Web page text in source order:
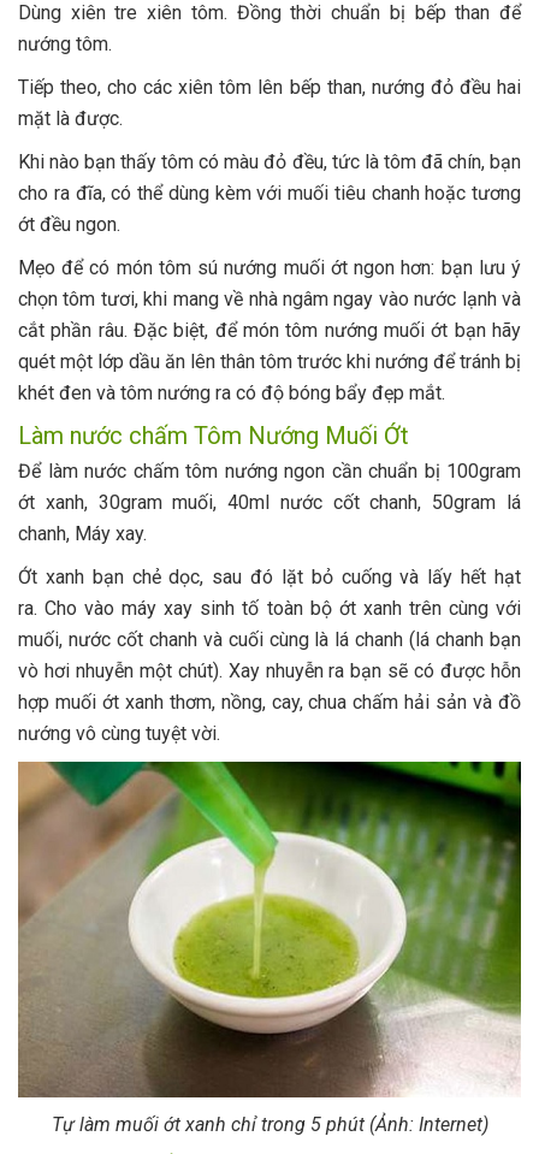
Dùng xiên tre xiên tôm. Đồng thời chuẩn bị bếp than để
nướng tôm.
Tiếp theo, cho các xiên tôm lên bếp than, nướng đỏ đều hai
mặt là được.
Khi nào bạn thấy tôm có màu đỏ đều, tức là tôm đã chín, bạn
cho ra đĩa, có thể dùng kèm với muối tiêu chanh hoặc tương
ớt đều ngon.
Mẹo để có món tôm sú nướng muối ớt ngon hơn: bạn lưu ý
chọn tôm tươi, khi mang về nhà ngâm ngay vào nước lạnh và
cắt phần râu. Đặc biệt, để món tôm nướng muối ớt bạn hãy
quét một lớp dầu ăn lên thân tôm trước khi nướng để tránh bị
khét đen và tôm nướng ra có độ bóng bẩy đẹp mắt.
Làm nước chấm Tôm Nướng Muối Ớt
Để làm nước chấm tôm nướng ngon cần chuẩn bị 100gram
ớt xanh, 30gram muối, 40ml nước cốt chanh, 50gram lá
chanh, Máy xay.
Ớt xanh bạn chẻ dọc, sau đó lặt bỏ cuống và lấy hết hạt
ra. Cho vào máy xay sinh tố toàn bộ ớt xanh trên cùng với
muối, nước cốt chanh và cuối cùng là lá chanh (lá chanh bạn
vò hơi nhuyễn một chút). Xay nhuyễn ra bạn sẽ có được hỗn
hợp muối ớt xanh thơm, nồng, cay, chua chấm hải sản và đồ
nướng vô cùng tuyệt vời.
Tự làm muối ớt xanh chỉ trong 5 phút (Ảnh: Internet)